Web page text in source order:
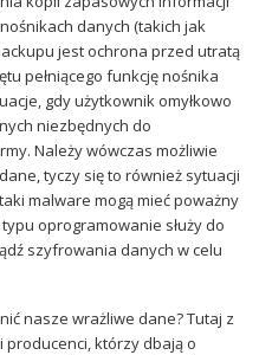
danych (takich jak
jest ochrona przed utratą
pełniącego funkcję nośnika
gdy użytkownik omyłkowo
niezbędnych do
Należy wówczas możliwie
tyczy się to również sytuacji
malware mogą mieć poważny
oprogramowanie służy do
szyfrowania danych w celu
nasze wrażliwe dane? Tutaj z
którzy dbają o